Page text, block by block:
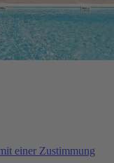
einer Zustimmung